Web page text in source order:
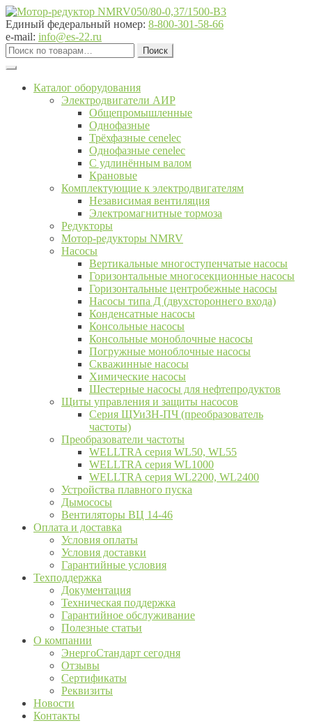
Перейти
к
навигации
Перейти
к
содержимому
Единый федеральный номер: 8-800-301-58-66
e-mail: info@es-22.ru
Искать:
Поиск
Каталог оборудования
Электродвигатели АИР
Общепромышленные
Однофазные
Трёхфазные cenelec
Однофазные cenelec
С удлинённым валом
Крановые
Комплектующие к электродвигателям
Независимая вентиляция
Электромагнитные тормоза
Редукторы
Мотор-редукторы NMRV
Насосы
Вертикальные многоступенчатые насосы
Горизонтальные многосекционные насосы
Горизонтальные центробежные насосы
Насосы типа Д (двухстороннего входа)
Конденсатные насосы
Консольные насосы
Консольные моноблочные насосы
Погружные моноблочные насосы
Скважинные насосы
Химические насосы
Шестерные насосы для нефтепродуктов
Щиты управления и защиты насосов
Серия ЩУиЗН-ПЧ (преобразователь
частоты)
Преобразователи частоты
WELLTRA cерия WL50, WL55
WELLTRA cерия WL1000
WELLTRA серия WL2200, WL2400
Устройства плавного пуска
Дымососы
Вентиляторы ВЦ 14-46
Оплата и доставка
Условия оплаты
Условия доставки
Гарантийные условия
Техподдержка
Документация
Техническая поддержка
Гарантийное обслуживание
Полезные статьи
О компании
ЭнергоСтандарт сегодня
Отзывы
Сертификаты
Реквизиты
Новости
Контакты